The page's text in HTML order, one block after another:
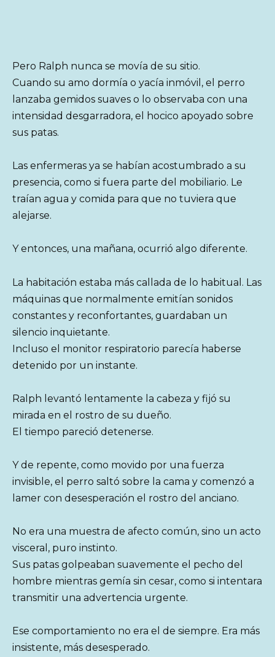
Pero Ralph nunca se movía de su sitio.
Cuando su amo dormía o yacía inmóvil, el perro
lanzaba gemidos suaves o lo observaba con una
intensidad desgarradora, el hocico apoyado sobre
sus patas.
Las enfermeras ya se habían acostumbrado a su
presencia, como si fuera parte del mobiliario. Le
traían agua y comida para que no tuviera que
alejarse.
Y entonces, una mañana, ocurrió algo diferente.
La habitación estaba más callada de lo habitual. Las
máquinas que normalmente emitían sonidos
constantes y reconfortantes, guardaban un
silencio inquietante.
Incluso el monitor respiratorio parecía haberse
detenido por un instante.
Ralph levantó lentamente la cabeza y fijó su
mirada en el rostro de su dueño.
El tiempo pareció detenerse.
Y de repente, como movido por una fuerza
invisible, el perro saltó sobre la cama y comenzó a
lamer con desesperación el rostro del anciano.
No era una muestra de afecto común, sino un acto
visceral, puro instinto.
Sus patas golpeaban suavemente el pecho del
hombre mientras gemía sin cesar, como si intentara
transmitir una advertencia urgente.
Ese comportamiento no era el de siempre. Era más
insistente, más desesperado.